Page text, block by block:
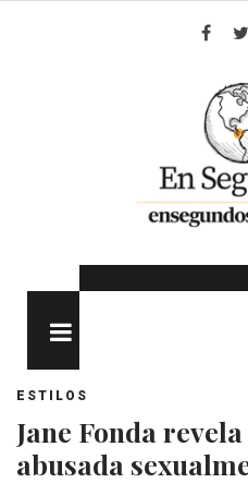
ESTILOS
Jane Fonda
abusada